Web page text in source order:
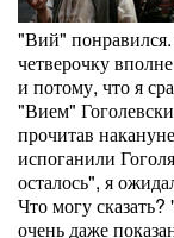
"Вий"
четверочку
и потому, что я
"Вием"
прочитав
испоганили
осталось", я
Что могу
очень даже